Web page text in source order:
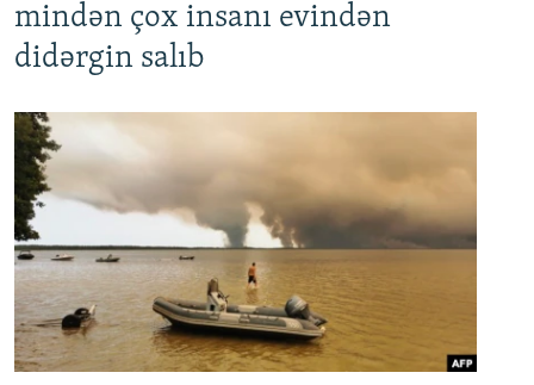
mindən çox insanı evindən
didərgin salıb